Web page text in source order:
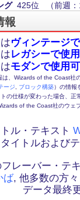
グ 425位 （前週
報
ヴィンテージ
レガシーで使
モダンで使用
、Wizards of the Coast社
ージ ブロック構築）の情報
の仕様が変わった場合、
of the Coast社のウェ
ル・テキスト
イトルおよび
フレーバー・テ
ば, 他多数の方々
データ最終